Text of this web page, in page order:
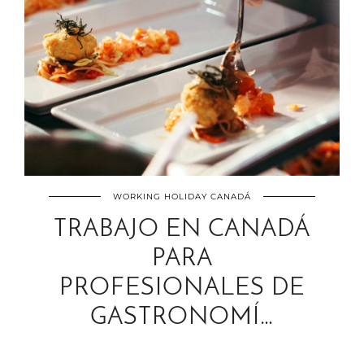
WORKING HOLIDAY CANADÁ
TRABAJO EN CANADÁ
PARA
PROFESIONALES DE
GASTRONOMÍ…